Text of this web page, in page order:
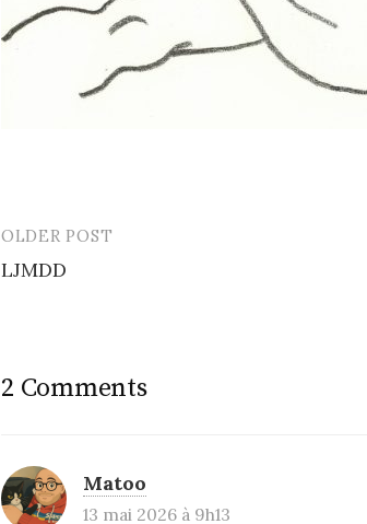
Post
navigation
OLDER POST
LJMDD
2 Comments
Matoo
13 mai 2026 à 9h13